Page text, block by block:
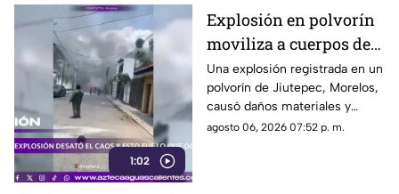
1:02
Explosión en polvorín
moviliza a cuerpos de
emergencia
Una explosión registrada en un
polvorín de Jiutepec, Morelos,
causó daños materiales y
generó un operativo de
agosto 06, 2026 07:52 p. m.